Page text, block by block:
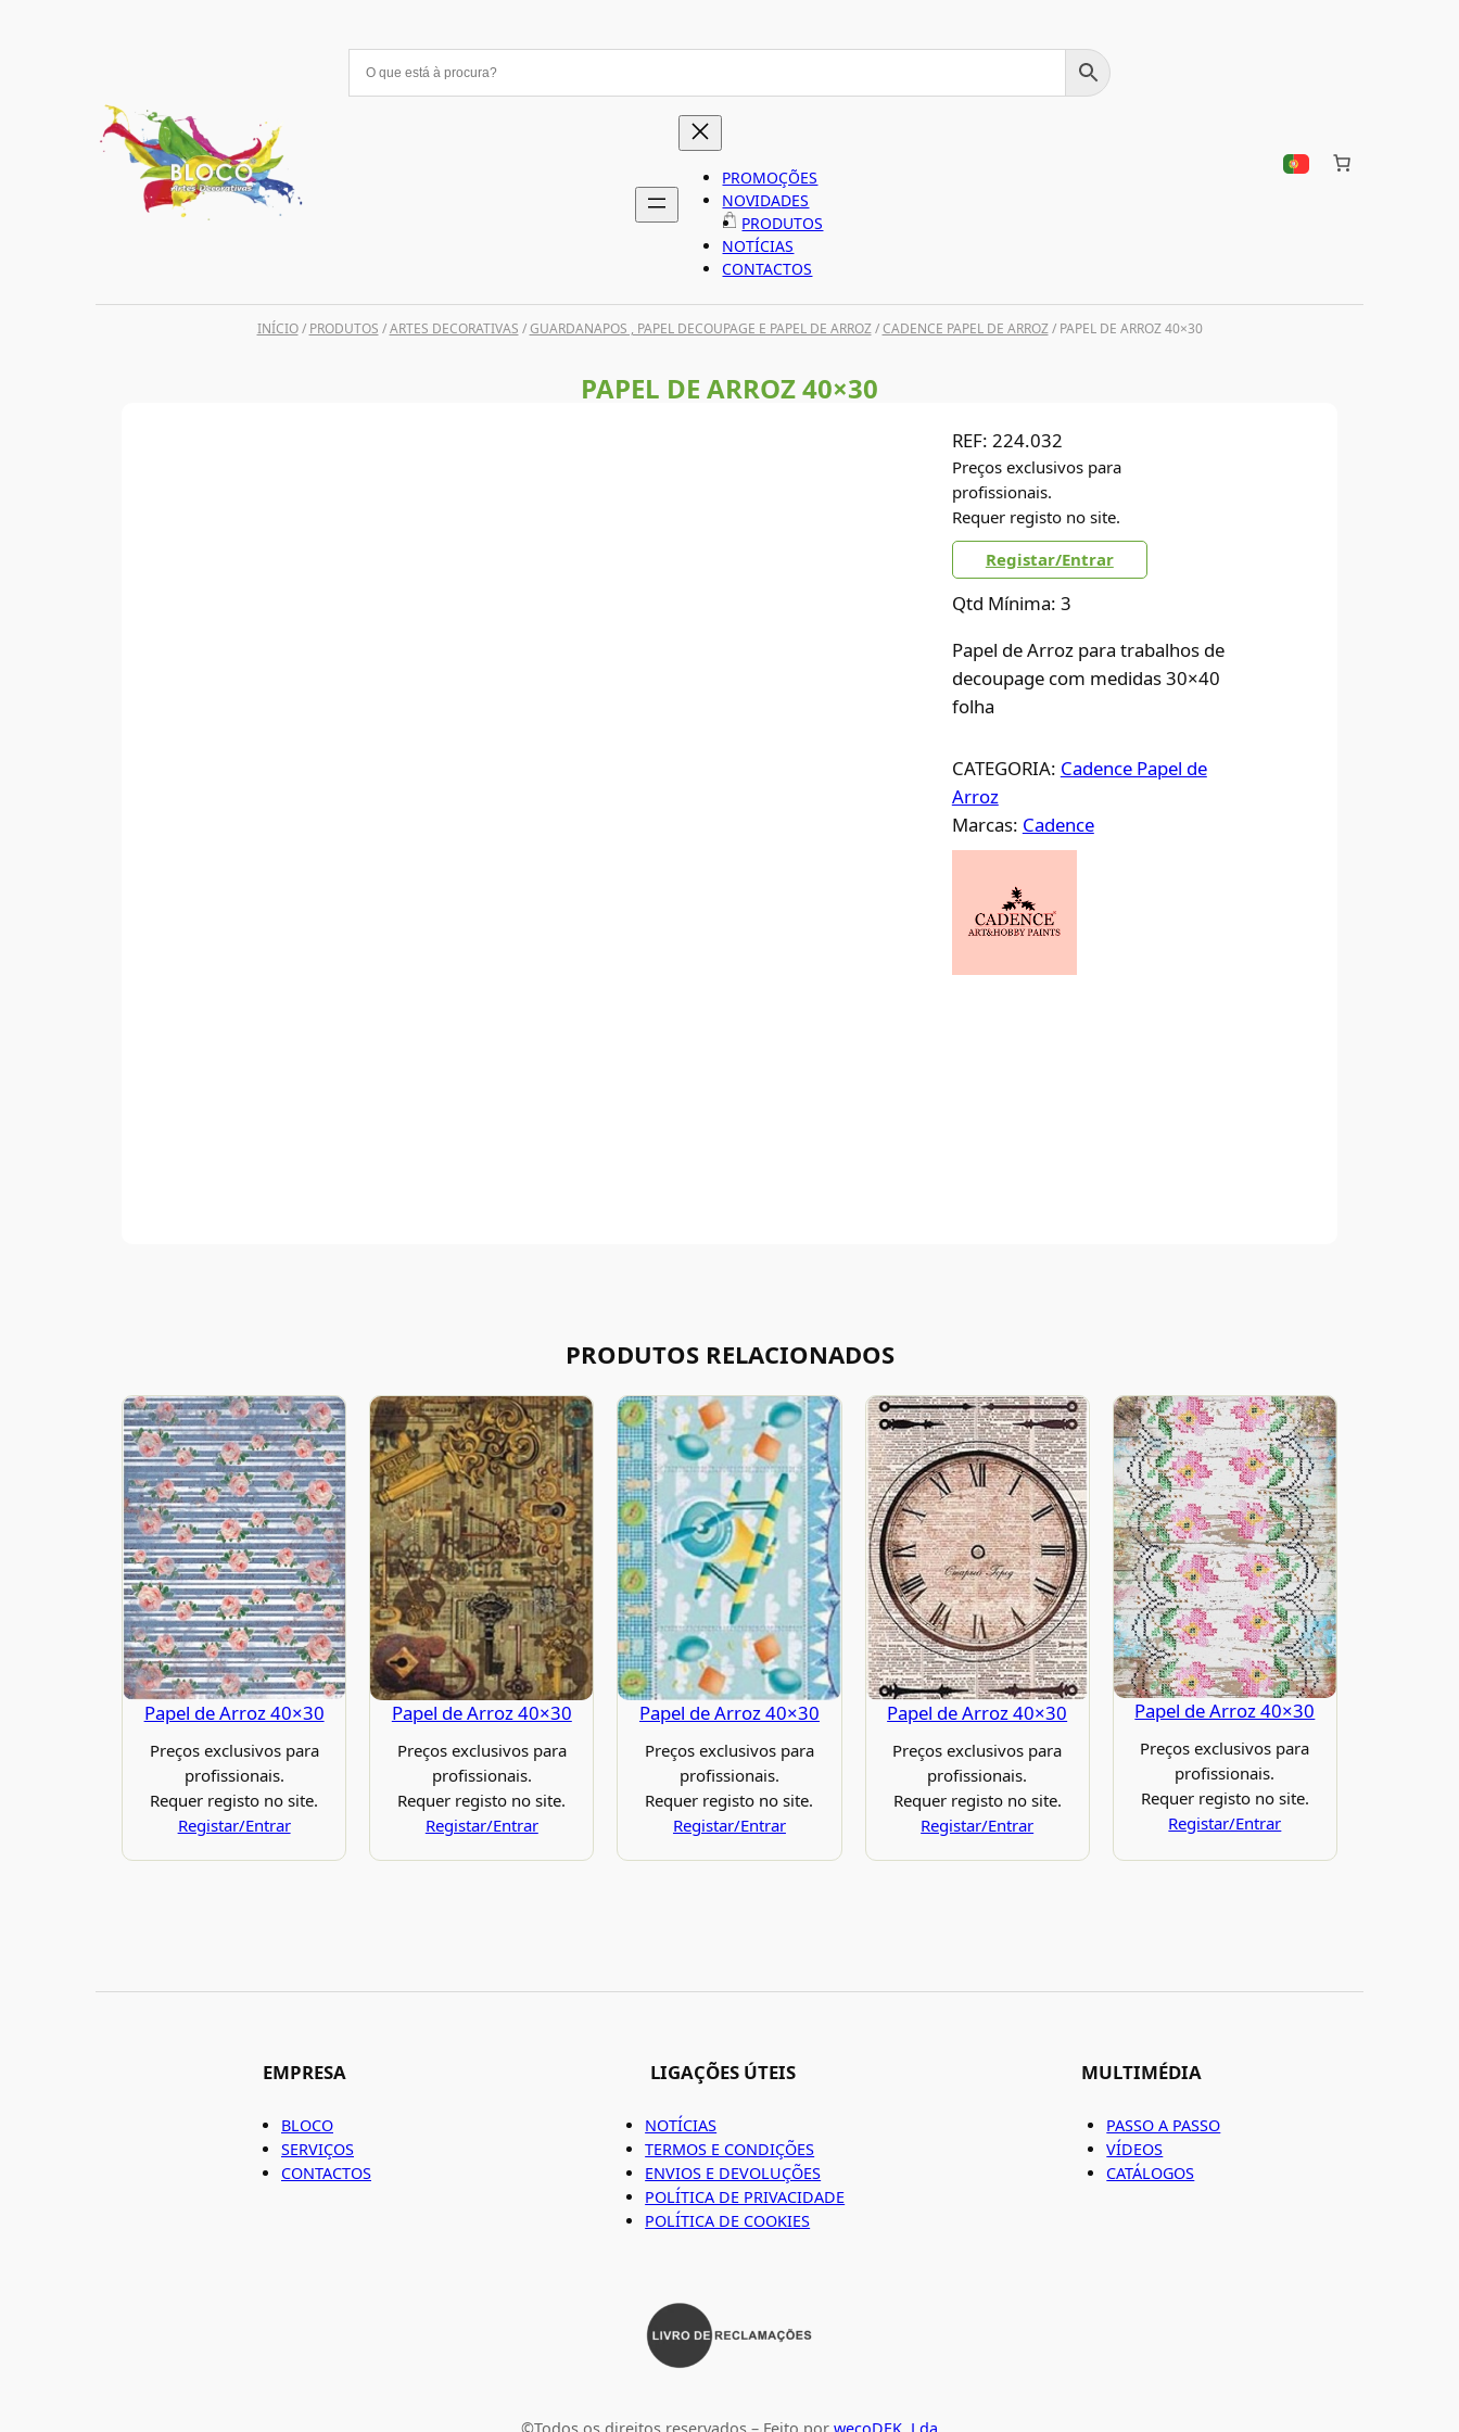
PROMOÇÕES
NOVIDADES
PRODUTOS
NOTÍCIAS
CONTACTOS
INÍCIO/ PRODUTOS /ARTES DECORATIVAS /GUARDANAPOS , PAPEL DECOUPAGE E PAPEL DE ARROZ/CADENCE PAPEL DE ARROZ/ PAPEL DE ARROZ 40×30
PAPEL DE ARROZ 40×30
REF: 224.032
Preços exclusivos para
profissionais.
Requer registo no site.
Registar/Entrar
Qtd Mínima: 3
Papel de Arroz para trabalhos de
decoupage com medidas 30×40
folha
CATEGORIA: Cadence Papel de
Arroz
Marcas: Cadence
PRODUTOS RELACIONADOS
Papel de Arroz 40×30
Preços exclusivos para
profissionais.
Requer registo no site.
Registar/Entrar
Papel de Arroz 40×30
Preços exclusivos para
profissionais.
Requer registo no site.
Registar/Entrar
Papel de Arroz 40×30
Preços exclusivos para
profissionais.
Requer registo no site.
Registar/Entrar
Papel de Arroz 40×30
Preços exclusivos para
profissionais.
Requer registo no site.
Registar/Entrar
Papel de Arroz 40×30
Preços exclusivos para
profissionais.
Requer registo no site.
Registar/Entrar
EMPRESA
BLOCO
SERVIÇOS
CONTACTOS
LIGAÇÕES ÚTEIS
NOTÍCIAS
TERMOS E CONDIÇÕES
ENVIOS E DEVOLUÇÕES
POLÍTICA DE PRIVACIDADE
POLÍTICA DE COOKIES
MULTIMÉDIA
PASSO A PASSO
VÍDEOS
CATÁLOGOS